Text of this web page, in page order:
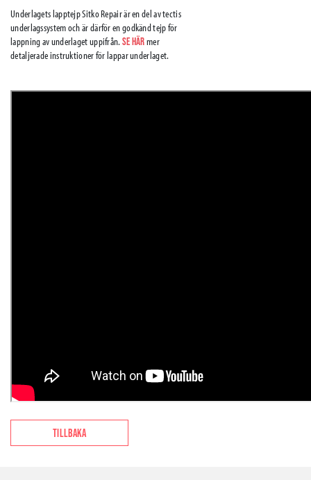
Underlagets lapptejp Sitko Repair är en del av tectis
underlagssystem och är därför en godkänd tejp för
lappning av underlaget uppifrån.Se härmer
detaljerade instruktioner för lappar underlaget.
TILLBAKA